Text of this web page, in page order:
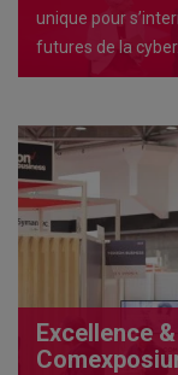
unique pour
futures de la cyber.
Excellence